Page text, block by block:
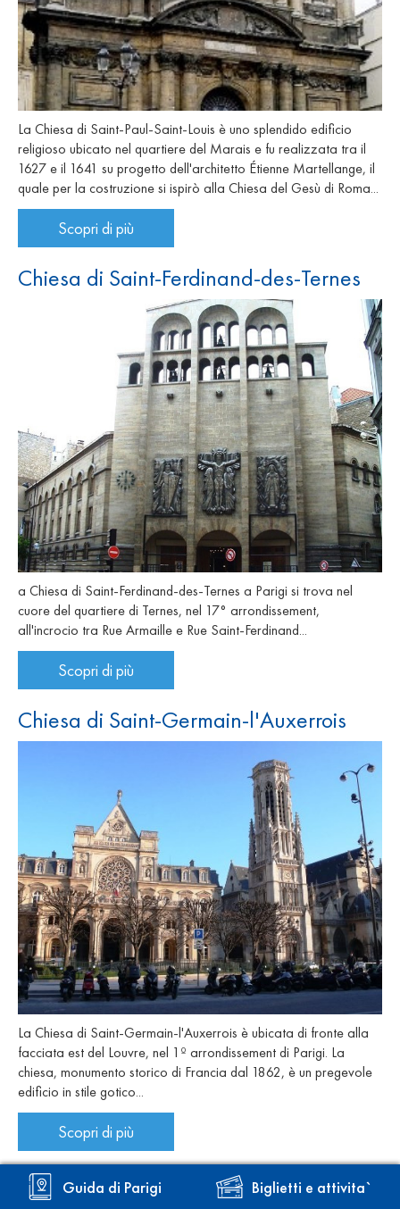
Guida di Parigi Biglietti e attivita`
La Chiesa di Saint-Paul-Saint-Louis è uno splendido edificio
religioso ubicato nel quartiere del Marais e fu realizzata tra il
1627 e il 1641 su progetto dell'architetto Étienne Martellange, il
quale per la costruzione si ispirò alla Chiesa del Gesù di Roma...
Scopri di più
Chiesa di Saint-Ferdinand-des-Ternes
a Chiesa di Saint-Ferdinand-des-Ternes a Parigi si trova nel
cuore del quartiere di Ternes, nel 17° arrondissement,
all'incrocio tra Rue Armaille e Rue Saint-Ferdinand...
Scopri di più
Chiesa di Saint-Germain-l'Auxerrois
La Chiesa di Saint-Germain-l'Auxerrois è ubicata di fronte alla
facciata est del Louvre, nel 1º arrondissement di Parigi. La
chiesa, monumento storico di Francia dal 1862, è un pregevole
edificio in stile gotico...
Scopri di più
Chiesa di Sainte-Odile